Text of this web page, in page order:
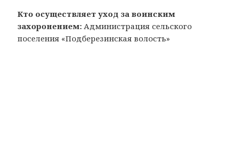
Кто осуществляет уход за воинским
захоронением: Администрация сельского
поселения «Подберезинская волость»